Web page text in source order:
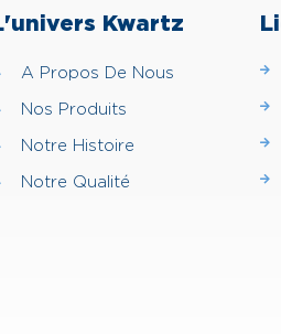
Kwartz
A Propos De Nous
Nos Produits
Notre Histoire
Notre Qualité